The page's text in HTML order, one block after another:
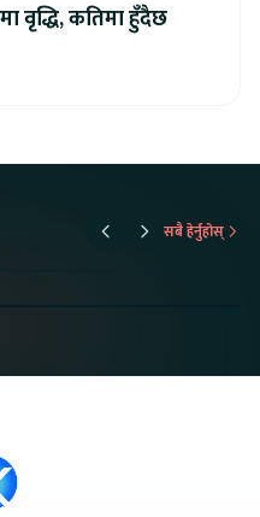
वृद्धि, कतिमा हुँदैछ
सबै हेर्नुहोस्